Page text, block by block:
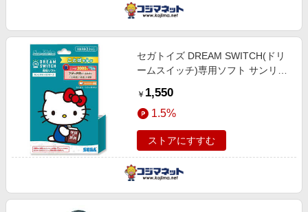
セガトイズ DREAM SWITCH(ドリ
ームスイッチ)専用ソフト サンリオ
￥ 1,550
1.5%
ストアにすすむ